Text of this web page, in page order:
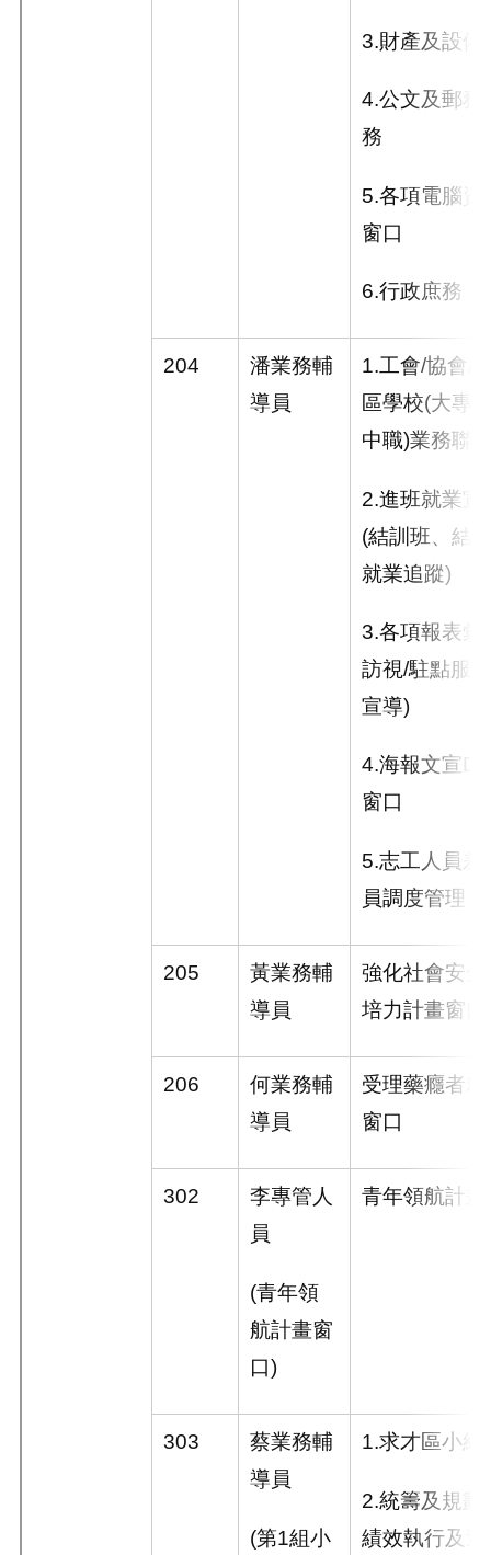
3.財產及設備
4.公文及郵務
務
5.各項電腦資
窗口
6.行政庶務
204
潘業務輔
導員
1.工會/協會
區學校(大專
中職)業務聯
2.進班就業宣
(結訓班、結
就業追蹤)
3.各項報表彙
訪視/駐點服務
宣導)
4.海報文宣
窗口
5.志工人員差
員調度管理
205
黃業務輔
導員
強化社會安
培力計畫窗口
206
何業務輔
導員
受理藥癮者
窗口
302
李專管人
員
(青年領
航計畫窗
口)
青年領航計
303
蔡業務輔
導員
(第1組小
1.求才區小組
2.統籌及規劃
績效執行及